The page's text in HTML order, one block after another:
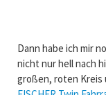
Dann habe ich mir
nicht nur hell nach
großen, roten Kreis